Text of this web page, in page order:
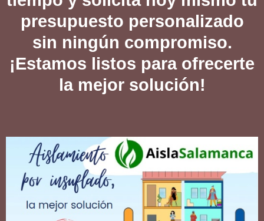
presupuesto personalizado
sin ningún compromiso.
¡Estamos listos para ofrecerte
la mejor solución!